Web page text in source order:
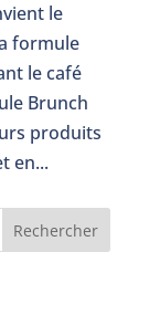
le
formule
le café
Brunch
produits
en...
Rechercher